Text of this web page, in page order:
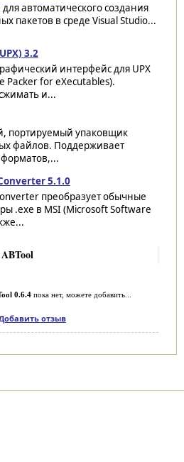
автоматического создания
пакетов в среде Visual Studio...
3.2
интерфейс для UPX
Packer for eXecutables).
и...
портируемый упаковщик
файлов. Поддерживает
5.1.0
преобразует обычные
.exe в MSI (Microsoft Software
0.6.4пока нет, можете добавить...
отзыв